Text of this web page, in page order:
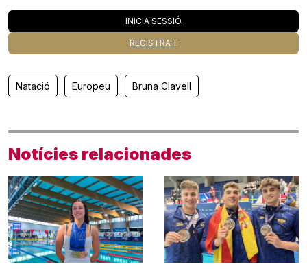
INICIA SESSIÓ
REGISTRA'T
Natació Europeu Bruna Clavell
Notícies relacionades